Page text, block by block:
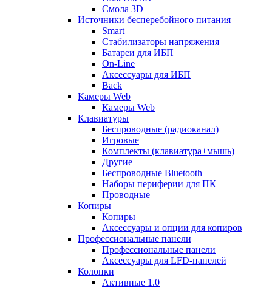
Смола 3D
Источники бесперебойного питания
Smart
Стабилизаторы напряжения
Батареи для ИБП
On-Line
Аксессуары для ИБП
Back
Камеры Web
Камеры Web
Клавиатуры
Беспроводные (радиоканал)
Игровые
Комплекты (клавиатура+мышь)
Другие
Беспроводные Bluetooth
Наборы периферии для ПК
Проводные
Копиры
Копиры
Аксессуары и опции для копиров
Профессиональные панели
Профессиональные панели
Аксессуары для LFD-панелей
Колонки
Активные 1.0